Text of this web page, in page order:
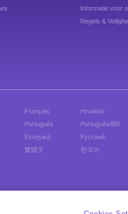
Informatie voor
Regels &
Français
Hrvatski
Português
Português/BR
Ελληνικά
Русский
繁體字 한국어
speel gratis flashgames.